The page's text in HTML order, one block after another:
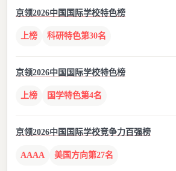
京领2026中国国际学校特色榜
上榜 科研特色第30名
京领2026中国国际学校特色榜
上榜 国学特色第4名
京领2026中国国际学校竞争力百强榜
AAAA 美国方向第27名